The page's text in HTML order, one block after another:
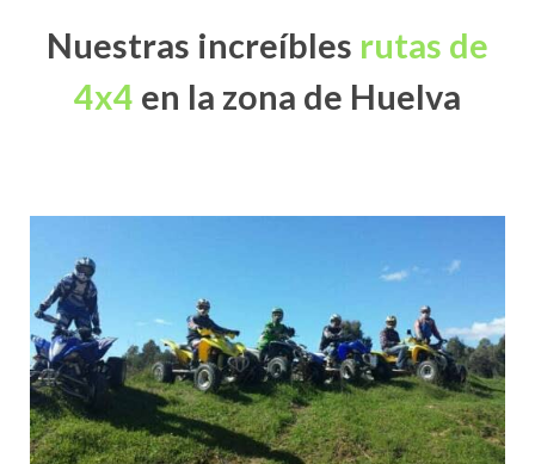
Nuestras increíbles rutas de
4x4 en la zona de Huelva